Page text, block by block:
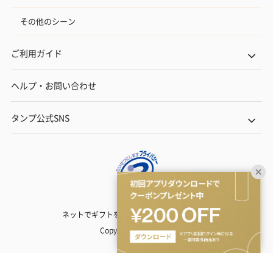
その他のシーン
ご利用ガイド
ヘルプ・お問い合わせ
タンプ公式SNS
ネットでギフトを贈るなら | TANP（タンプ）
Copyright© TANP Inc.